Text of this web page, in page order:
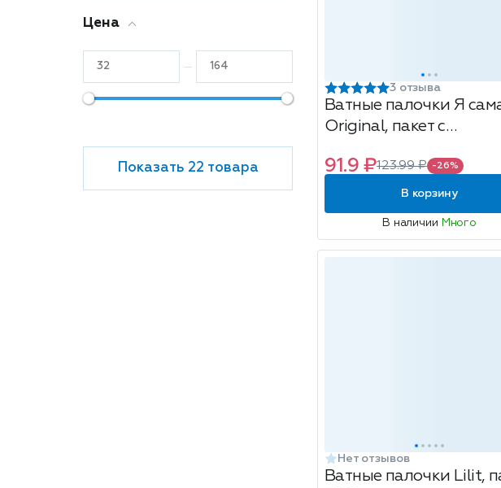
Цена
Показать 22 товара
3 отзыва
Ватные палочки Я
Original, пакет с
91.9 ₽123.99 ₽ -26%
В корзину
В наличии Много
Нет отзывов
Ватные палочки Lilit,